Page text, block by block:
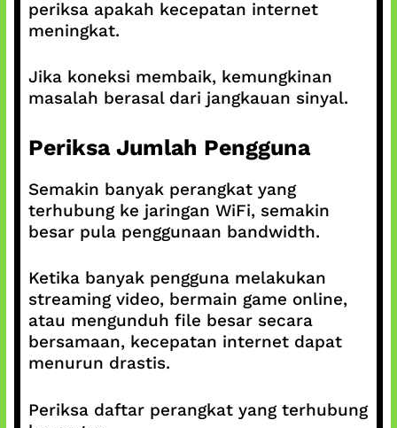
periksa apakah kecepatan internet
meningkat.
Jika koneksi membaik, kemungkinan
masalah berasal dari jangkauan sinyal.
Periksa Jumlah Pengguna
Semakin banyak perangkat yang
terhubung ke jaringan WiFi, semakin
besar pula penggunaan bandwidth.
Ketika banyak pengguna melakukan
streaming video, bermain game online,
atau mengunduh file besar secara
bersamaan, kecepatan internet dapat
menurun drastis.
Periksa daftar perangkat yang terhubung